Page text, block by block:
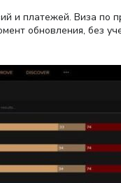
и платежей. Виза
обновления, без